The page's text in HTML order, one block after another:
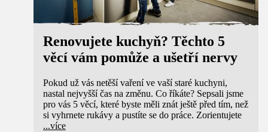
Renovujete kuchyň? Těchto 5
věcí vám pomůže a ušetří nervy
Pokud už vás netěší vaření ve vaší staré kuchyni,
nastal nejvyšší čas na změnu. Co říkáte? Sepsali jsme
pro vás 5 věcí, které byste měli znát ještě před tím, než
si vyhrnete rukávy a pustíte se do práce. Zorientujete
...více